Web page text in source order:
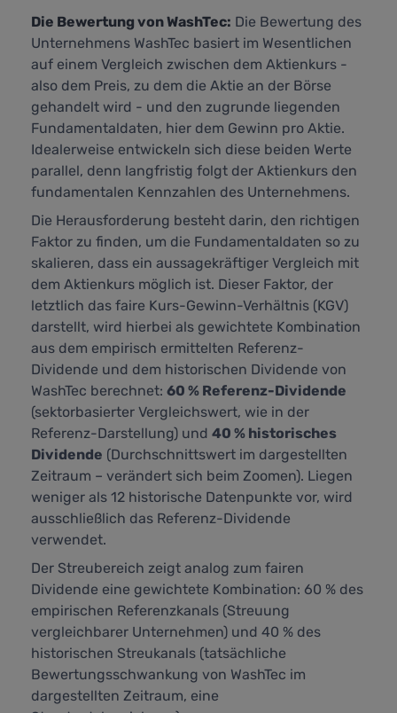
Die Bewertung von WashTec: Die Bewertung des
Unternehmens WashTec basiert im Wesentlichen
auf einem Vergleich zwischen dem Aktienkurs -
also dem Preis, zu dem die Aktie an der Börse
gehandelt wird - und den zugrunde liegenden
Fundamentaldaten, hier dem Gewinn pro Aktie.
Idealerweise entwickeln sich diese beiden Werte
parallel, denn langfristig folgt der Aktienkurs den
fundamentalen Kennzahlen des Unternehmens.
Die Herausforderung besteht darin, den richtigen
Faktor zu finden, um die Fundamentaldaten so zu
skalieren, dass ein aussagekräftiger Vergleich mit
dem Aktienkurs möglich ist. Dieser Faktor, der
letztlich das faire Kurs-Gewinn-Verhältnis (KGV)
darstellt, wird hierbei als gewichtete Kombination
aus dem empirisch ermittelten Referenz-
Dividende und dem historischen Dividende von
WashTec berechnet: 60 % Referenz-Dividende
(sektorbasierter Vergleichswert, wie in der
Referenz-Darstellung) und 40 % historisches
Dividende (Durchschnittswert im dargestellten
Zeitraum – verändert sich beim Zoomen). Liegen
weniger als 12 historische Datenpunkte vor, wird
ausschließlich das Referenz-Dividende
verwendet.
Der Streubereich zeigt analog zum fairen
Dividende eine gewichtete Kombination: 60 % des
empirischen Referenzkanals (Streuung
vergleichbarer Unternehmen) und 40 % des
historischen Streukanals (tatsächliche
Bewertungsschwankung von WashTec im
dargestellten Zeitraum, eine